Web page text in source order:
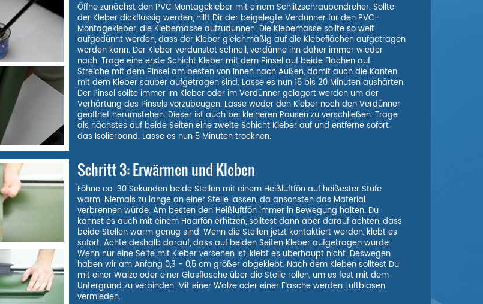
Öffne zunächst den PVC Montagekleber mit einem Schlitzschraubendreher. Sollte
der Kleber dickflüssig werden, hilft Dir der beigelegte Verdünner für den PVC-
Montagekleber, die Klebemasse aufzudünnen. Die Klebemasse sollte so weit
aufgedünnt werden, dass der Kleber gleichmäßig auf die Klebeflächen aufgetragen
werden kann. Der Kleber verdunstet schnell, verdünne ihn daher immer wieder
nach. Trage eine erste Schicht Kleber mit dem Pinsel auf beide Flächen auf.
Streiche mit dem Pinsel am besten von Innen nach Außen, damit auch die Kanten
mit dem Kleber sauber aufgetragen sind. Lasse es nun 15 bis 20 Minuten aushärten.
Der Pinsel sollte immer im Kleber oder im Verdünner gelagert werden um der
Verhärtung des Pinsels vorzubeugen. Lasse weder den Kleber noch den Verdünner
geöffnet herumstehen. Dieser ist auch bei kleineren Pausen zu verschließen. Trage
als nächstes auf beide Seiten eine zweite Schicht Kleber auf und entferne sofort
das Isolierband. Lasse es nun 5 Minuten trocknen.
Schritt 3: Erwärmen und Kleben
Föhne ca. 30 Sekunden beide Stellen mit einem Heißluftfön auf heißester Stufe
warm. Niemals zu lange an einer Stelle lassen, da ansonsten das Material
verbrennen würde. Am besten den Heißluftfön immer in Bewegung halten. Du
kannst es auch mit einem Haarfön erhitzen, solltest dann aber darauf achten, dass
beide Stellen warm genug sind. Wenn die Stellen jetzt kontaktiert werden, klebt es
sofort. Achte deshalb darauf, dass auf beiden Seiten Kleber aufgetragen wurde.
Wenn nur eine Seite mit Kleber versehen ist, klebt es überhaupt nicht. Deswegen
haben wir am Anfang 0,3 - 0,5 cm größer abgeklebt. Nach dem Kleben solltest Du
mit einer Walze oder einer Glasflasche über die Stelle rollen, um es fest mit dem
Untergrund zu verbinden. Mit einer Walze oder einer Flasche werden Luftblasen
vermieden.